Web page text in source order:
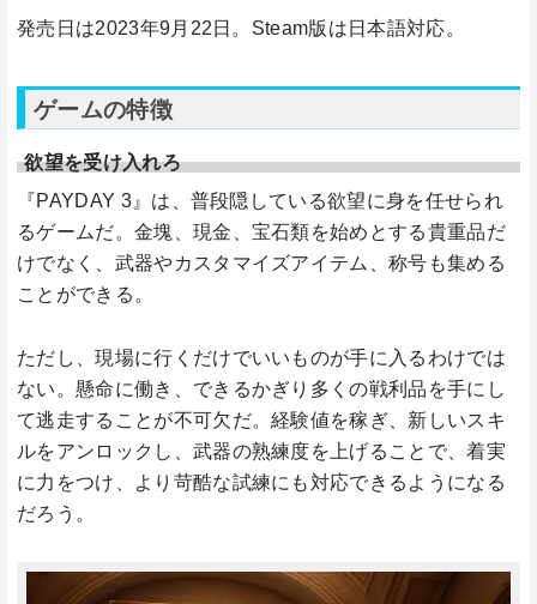
発売日は2023年9月22日。Steam版は日本語対応。
ゲームの特徴
欲望を受け入れろ
『PAYDAY 3』は、普段隠している欲望に身を任せられ
るゲームだ。金塊、現金、宝石類を始めとする貴重品だ
けでなく、武器やカスタマイズアイテム、称号も集める
ことができる。
ただし、現場に行くだけでいいものが手に入るわけでは
ない。懸命に働き、できるかぎり多くの戦利品を手にし
て逃走することが不可欠だ。経験値を稼ぎ、新しいスキ
ルをアンロックし、武器の熟練度を上げることで、着実
に力をつけ、より苛酷な試練にも対応できるようになる
だろう。